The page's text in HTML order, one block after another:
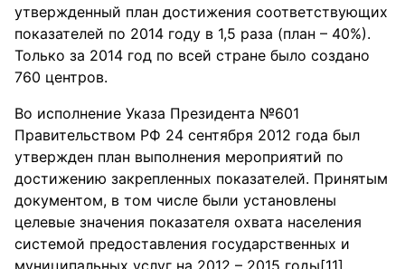
утвержденный план достижения соответствующих
показателей по 2014 году в 1,5 раза (план – 40%).
Только за 2014 год по всей стране было создано
760 центров.
Во исполнение Указа Президента №601
Правительством РФ 24 сентября 2012 года был
утвержден план выполнения мероприятий по
достижению закрепленных показателей. Принятым
документом, в том числе были установлены
целевые значения показателя охвата населения
системой предоставления государственных и
муниципальных услуг на 2012 – 2015 годы[11].